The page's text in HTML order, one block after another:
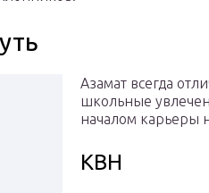
Азамат всегда
школьные
началом карьеры
КВН